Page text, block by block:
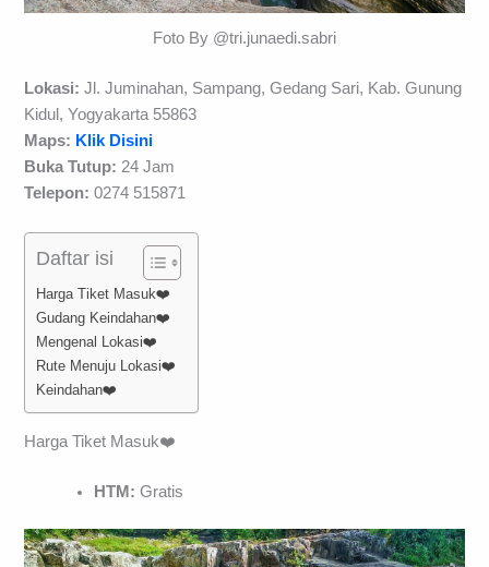
Foto By @tri.junaedi.sabri
Lokasi:Jl. Juminahan, Sampang, Gedang Sari, Kab. Gunung
Kidul, Yogyakarta 55863
Maps: Klik Disini
Buka Tutup:24 Jam
Telepon:0274 515871
Daftar isi
Harga Tiket Masuk❤️
Gudang Keindahan❤️
Mengenal Lokasi❤️
Rute Menuju Lokasi❤️
Keindahan❤️
Harga Tiket Masuk❤️
HTM:Gratis